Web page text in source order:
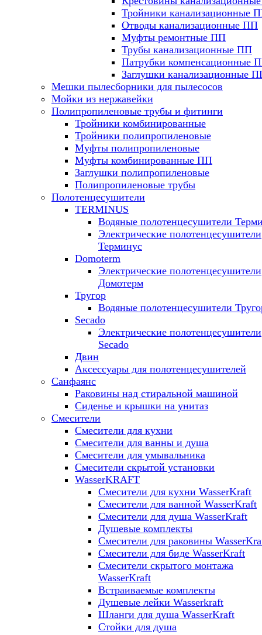
Тройники канализационные
Отводы канализационные ПП
Муфты ремонтные ПП
Трубы канализационные ПП
Патрубки компенсационные
Заглушки канализационные
Мешки пылесборники для пылесосов
Мойки из нержавейки
Полипропиленовые трубы и фитинги
Тройники комбинированные
Тройники полипропиленовые
Муфты полипропиленовые
Муфты комбинированные ПП
Заглушки полипропиленовые
Полипропиленовые трубы
Полотенцесушители
TERMINUS
Водяные полотенцесушители
Электрические полотенцесушители
Терминус
Domoterm
Электрические полотенцесушители
Домотерм
Тругор
Водяные полотенцесушители
Secado
Электрические полотенцесушители
Secado
Двин
Аксессуары для полотенцесушителей
Санфаянс
Раковины над стиральной машиной
Сиденье и крышки на унитаз
Смесители
Смесители для кухни
Смесители для ванны и душа
Смесители для умывальника
Смесители скрытой установки
WasserKRAFT
Смесители для кухни WasserKraft
Смесители для ванной WasserKraft
Смесители для душа WasserKraft
Душевые комплекты
Смесители для раковины
Смесители для биде WasserKraft
Смесители скрытого монтажа
WasserKraft
Встраиваемые комплекты
Душевые лейки Wasserkraft
Шланги для душа WasserKraft
Стойки для душа